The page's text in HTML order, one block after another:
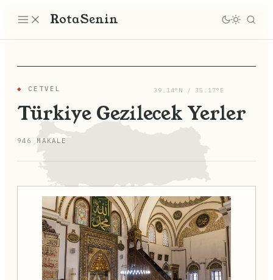
RotaSenin
39.14°N / 35.17°E
◆ CETVEL
Türkiye Gezilecek Yerler
946 MAKALE